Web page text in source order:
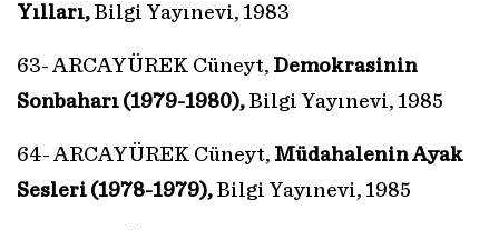
Yılları, Bilgi Yayınevi, 1983
63- ARCAYÜREK Cüneyt, Demokrasinin
Sonbaharı (1979-1980), Bilgi Yayınevi, 1985
64- ARCAYÜREK Cüneyt, Müdahalenin Ayak
Sesleri (1978-1979), Bilgi Yayınevi, 1985